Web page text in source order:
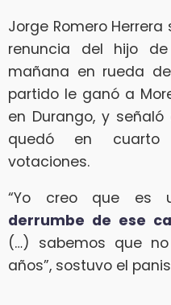
Jorge Romero
renuncia del hijo
mañana en rueda
partido le ganó a
en Durango, y
quedó en cuarto
votaciones.
“Yo creo que es
derrumbe de ese
(…) sabemos que
años”, sostuvo el